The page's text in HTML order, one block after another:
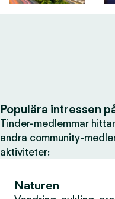
Populära intressen
Tinder-medlemmar
andra community-
aktiviteter:
Naturen